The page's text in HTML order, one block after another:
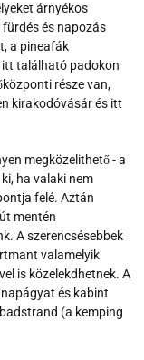
árnyékos
és napozás
a pineafák
található padokon
része van,
kirakodóvásár és itt
megközelithető - a
ha valaki nem
felé. Aztán
mentén
A szerencsésebbek
valamelyik
is közelekdhetnek. A
és kabint
(a kemping